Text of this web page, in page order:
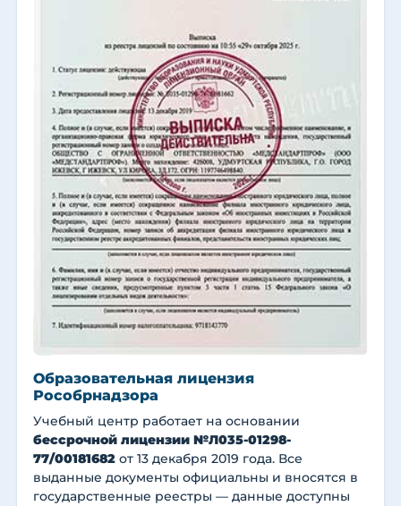
Образовательная лицензия
Рособрнадзора
Учебный центр работает на основании
бессрочной лицензии №Л035-01298-
77/00181682 от 13 декабря 2019 года. Все
выданные документы официальны и вносятся в
государственные реестры — данные доступны